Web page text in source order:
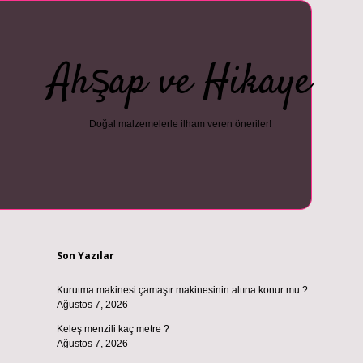
Ahşap ve Hikaye
Doğal malzemelerle ilham veren öneriler!
Son Yazılar
Kurutma makinesi çamaşır makinesinin altına konur mu ?
Ağustos 7, 2026
Keleş menzili kaç metre ?
Ağustos 7, 2026